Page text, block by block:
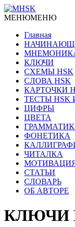
МЕНЮМЕНЮ
Главная
КЛЮЧИ
СХЕМЫ HSK
СЛОВА HSK
КАРТОЧКИ
ТЕСТЫ HSK
ЦИФРЫ
ЦВЕТА
ФОНЕТИКА
ЧИТАЛКА
СТАТЬИ
СЛОВАРЬ
ОБ АВТОРЕ
КЛЮЧИ